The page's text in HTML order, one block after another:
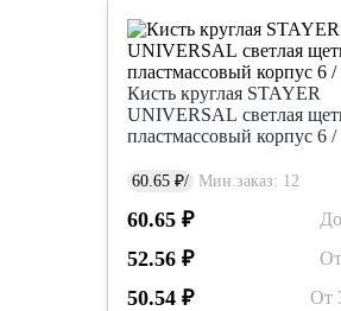
Кисть круглая STAYER
UNIVERSAL светлая
пластмассовый корпус 6
60.65 ₽/ Мин.заказ: 12
60.65 ₽
52.56 ₽
50.54 ₽ От